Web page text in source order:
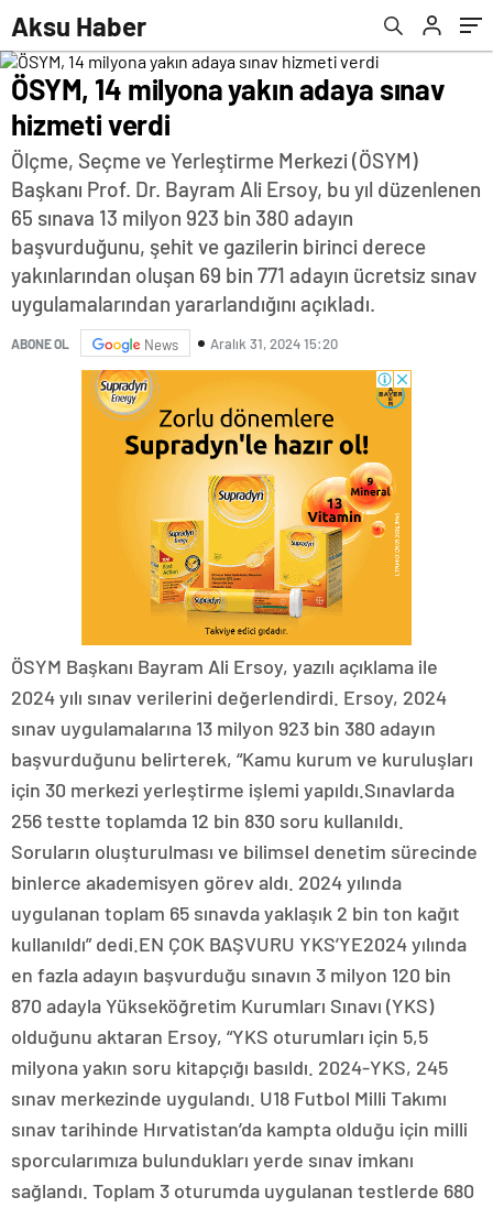
Aksu Haber
ÖSYM, 14 milyona yakın adaya sınav
hizmeti verdi
Ölçme, Seçme ve Yerleştirme Merkezi (ÖSYM)
Başkanı Prof. Dr. Bayram Ali Ersoy, bu yıl düzenlenen
65 sınava 13 milyon 923 bin 380 adayın
başvurduğunu, şehit ve gazilerin birinci derece
yakınlarından oluşan 69 bin 771 adayın ücretsiz sınav
uygulamalarından yararlandığını açıkladı.
ABONE OL News Aralık 31, 2024 15:20
ÖSYM Başkanı Bayram Ali Ersoy, yazılı açıklama ile
2024 yılı sınav verilerini değerlendirdi. Ersoy, 2024
sınav uygulamalarına 13 milyon 923 bin 380 adayın
başvurduğunu belirterek, “Kamu kurum ve kuruluşları
için 30 merkezi yerleştirme işlemi yapıldı.Sınavlarda
256 testte toplamda 12 bin 830 soru kullanıldı.
Soruların oluşturulması ve bilimsel denetim sürecinde
binlerce akademisyen görev aldı. 2024 yılında
uygulanan toplam 65 sınavda yaklaşık 2 bin ton kağıt
kullanıldı” dedi.EN ÇOK BAŞVURU YKS’YE2024 yılında
en fazla adayın başvurduğu sınavın 3 milyon 120 bin
870 adayla Yükseköğretim Kurumları Sınavı (YKS)
olduğunu aktaran Ersoy, “YKS oturumları için 5,5
milyona yakın soru kitapçığı basıldı. 2024-YKS, 245
sınav merkezinde uygulandı. U18 Futbol Milli Takımı
sınav tarihinde Hırvatistan’da kampta olduğu için milli
sporcularımıza bulundukları yerde sınav imkanı
sağlandı. Toplam 3 oturumda uygulanan testlerde 680